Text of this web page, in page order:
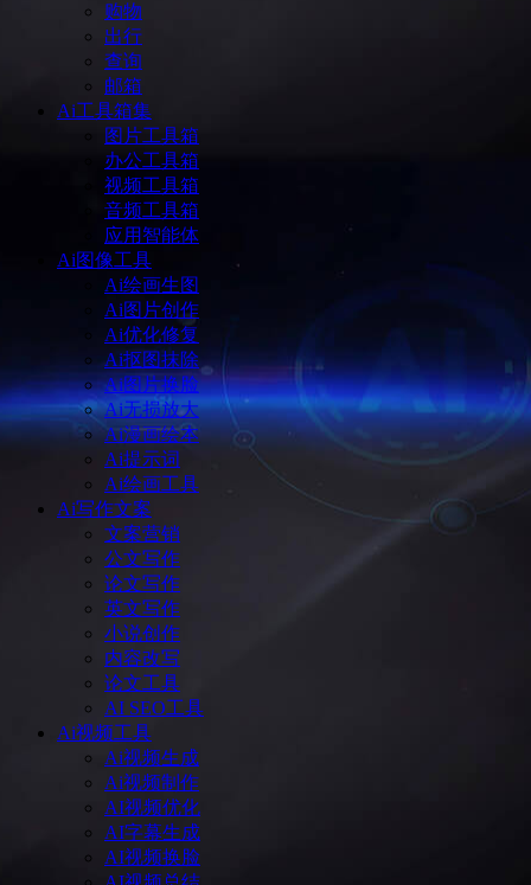
购物
出行
查询
邮箱
Ai工具箱集
图片工具箱
办公工具箱
视频工具箱
音频工具箱
应用智能体
Ai图像工具
Ai绘画生图
Ai图片创作
Ai优化修复
Ai抠图抹除
Ai图片换脸
Ai无损放大
Ai漫画绘本
Ai提示词
Ai绘画工具
Ai写作文案
文案营销
公文写作
论文写作
英文写作
小说创作
内容改写
论文工具
AI SEO工具
Ai视频工具
Ai视频生成
Ai视频制作
AI视频优化
AI字幕生成
AI视频换脸